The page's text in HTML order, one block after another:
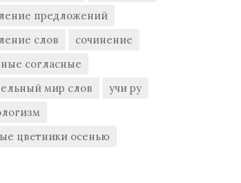
предложений
слов
сочинение
согласные
мир слов
учи ру
цветники осенью